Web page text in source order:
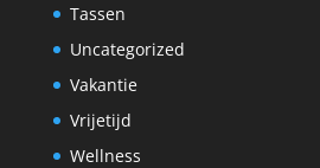
Tassen
Uncategorized
Vakantie
Vrijetijd
Wellness